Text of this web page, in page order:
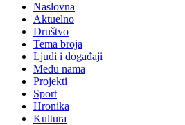
Naslovna
Aktuelno
Društvo
Tema broja
Ljudi i događaji
Među nama
Projekti
Sport
Hronika
Kultura